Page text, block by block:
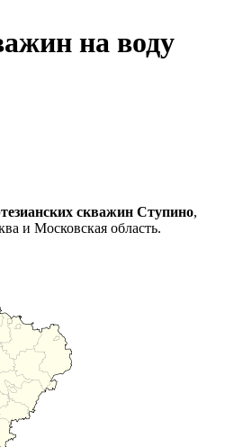
на воду
скважин Ступино,
и Московская область.